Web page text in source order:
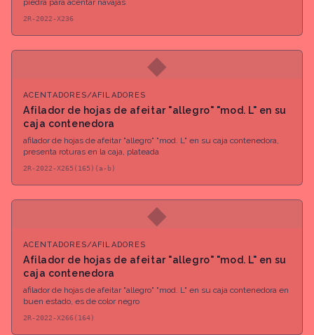
piedra para acentar navajas
2R-2022-X236
◆
ACENTADORES/AFILADORES
Afilador de hojas de afeitar "allegro" "mod. L" en su
caja contenedora
afilador de hojas de afeitar "allegro" "mod. L" en su caja contenedora,
presenta roturas en la caja, plateada
2R-2022-X265(165)(a-b)
◆
ACENTADORES/AFILADORES
Afilador de hojas de afeitar "allegro" "mod. L" en su
caja contenedora
afilador de hojas de afeitar "allegro" "mod. L" en su caja contenedora en
buen estado, es de color negro
2R-2022-X266(164)